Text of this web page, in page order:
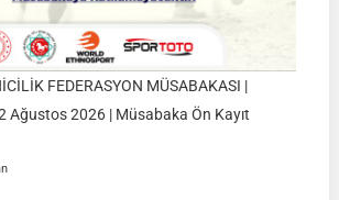
FEDERASYON MÜSABAKASI |
Ağustos 2026 | Müsabaka Ön Kayıt